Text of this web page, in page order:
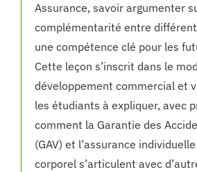
Assurance, savoir argumenter
complémentarité entre
une compétence clé pour les
Cette leçon s’inscrit dans le
développement commercial et
les étudiants à expliquer, avec
comment la Garantie des
(GAV) et l’assurance
corporel s’articulent avec